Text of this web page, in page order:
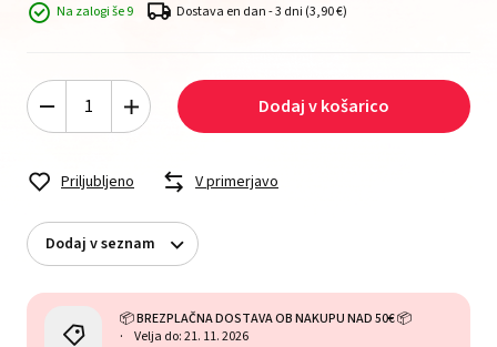
Na zalogi še 9 Dostava en dan - 3 dni (3,90 €)
Dodaj v košarico
Priljubljeno V primerjavo
Dodaj v seznam
📦 BREZPLAČNA DOSTAVA OB NAKUPU NAD 50€ 📦
Velja do: 21. 11. 2026